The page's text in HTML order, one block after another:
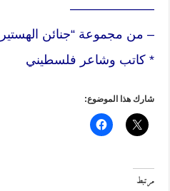
——————–
– من مجموعة “جنائن
* كاتب وشاعر فلسطيني
شارك هذا الموضوع:
مرتبط